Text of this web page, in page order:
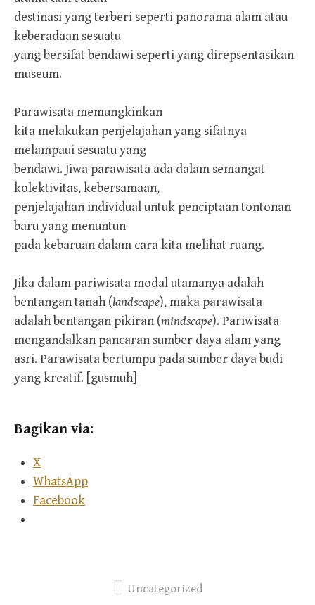
destinasi yang terberi seperti panorama alam atau
keberadaan sesuatu
yang bersifat bendawi seperti yang direpsentasikan
museum.
Parawisata memungkinkan
kita melakukan penjelajahan yang sifatnya
melampaui sesuatu yang
bendawi. Jiwa parawisata ada dalam semangat
kolektivitas, kebersamaan,
penjelajahan individual untuk penciptaan tontonan
baru yang menuntun
pada kebaruan dalam cara kita melihat ruang.
Jika dalam pariwisata modal utamanya adalah
bentangan tanah (landscape), maka parawisata
adalah bentangan pikiran (mindscape). Pariwisata
mengandalkan pancaran sumber daya alam yang
asri. Parawisata bertumpu pada sumber daya budi
yang kreatif. [gusmuh]
Bagikan via:
X
WhatsApp
Facebook
Uncategorized